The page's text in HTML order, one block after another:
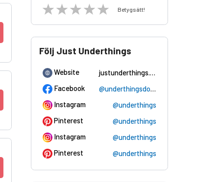
Betygsätt!
Följ Just Underthings
Website
justunderthings.com
Facebook
@underthingsdotcom
Instagram
@underthings
Pinterest
@underthings
Instagram
@underthings
Pinterest
@underthings